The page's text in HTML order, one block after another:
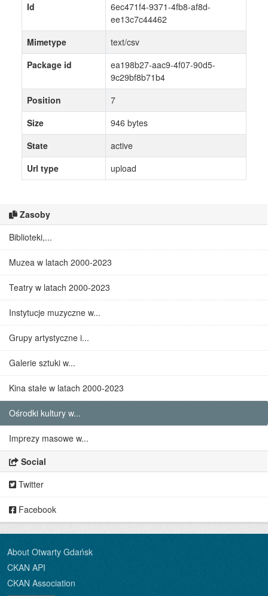
Zasoby
Biblioteki,...
Muzea w latach 2000-2023
Teatry w latach 2000-2023
Instytucje muzyczne w...
Grupy artystyczne i...
Galerie sztuki w...
Kina stałe w latach 2000-2023
Ośrodki kultury w...
Imprezy masowe w...
Social
Twitter
Facebook
Id
6ec471f4-9371-4fb8-af8d-
ee13c7c44462
Mimetype
text/csv
Package id
ea198b27-aac9-4f07-90d5-
9c29bf8b71b4
Position
7
Size
946 bytes
State
active
Url type
upload
About Otwarty Gdańsk
CKAN API
CKAN Association